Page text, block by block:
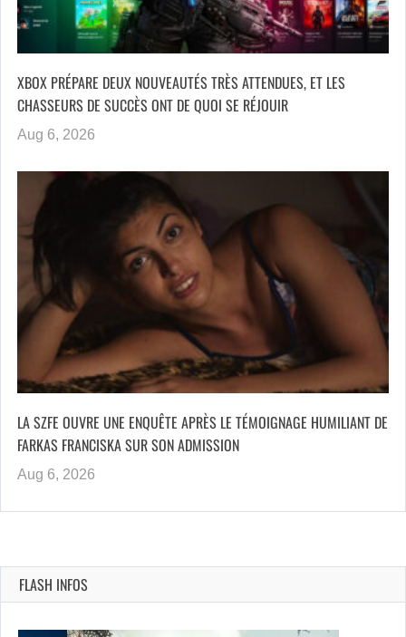
XBOX PRÉPARE DEUX NOUVEAUTÉS TRÈS ATTENDUES, ET LES
CHASSEURS DE SUCCÈS ONT DE QUOI SE RÉJOUIR
Aug 6, 2026
LA SZFE OUVRE UNE ENQUÊTE APRÈS LE TÉMOIGNAGE HUMILIANT DE
FARKAS FRANCISKA SUR SON ADMISSION
Aug 6, 2026
FLASH INFOS